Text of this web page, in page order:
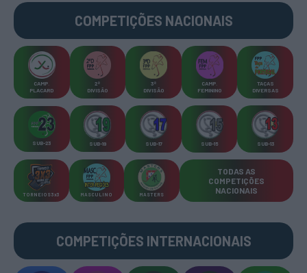
COMPETIÇÕES NACIONAIS
CAMP
PLACARD
2ª
DIVISÃO
3ª
DIVISÃO
CAMP
FEMININO
TAÇAS
DIVERSAS
SUB-23 SUB-19 SUB-17 SUB-15 SUB-13
TORNEIOS 3x3 MASCULINO MASTERS
TODAS AS
COMPETIÇÕES
NACIONAIS
COMPETIÇÕES INTERNACIONAIS